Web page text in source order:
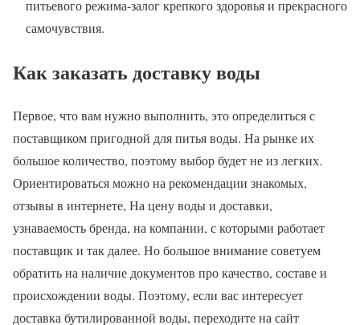
питьевого режима-залог крепкого здоровья и прекрасного
самочувствия.
Как заказать доставку воды
Первое, что вам нужно выполнить, это определиться с
поставщиком пригодной для питья воды. На рынке их
большое количество, поэтому выбор будет не из легких.
Ориентироваться можно на рекомендации знакомых,
отзывы в интернете, На цену воды и доставки,
узнаваемость бренда, на компании, с которыми работает
поставщик и так далее. Но большое внимание советуем
обратить на наличие документов про качество, составе и
происхождении воды. Поэтому, если вас интересует
доставка бутилированной воды, переходите на сайт